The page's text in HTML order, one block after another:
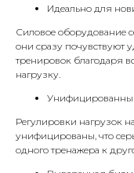
Идеально для
Силовое оборудование
они сразу почувствуют
тренировок благодаря
нагрузку.
Регулировки нагрузок
унифицированы, что
одного тренажера к